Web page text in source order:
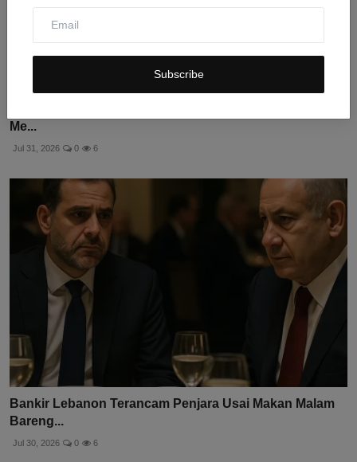
Subscribe
Me...
Jul 31, 2026 0 6
Bankir Lebanon Terancam Penjara Usai Makan Malam
Bareng...
Jul 30, 2026 0 6